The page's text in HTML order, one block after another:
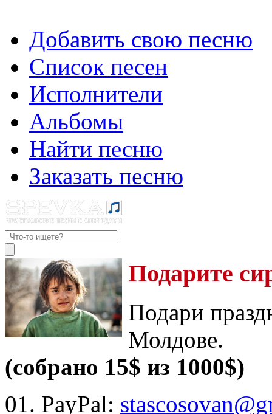
Добавить свою песню
Список песен
Исполнители
Альбомы
Найти песню
Заказать песню
Подарите
Подари
Молдове.
(собрано 15$ из 1000$)
01. PayPal: